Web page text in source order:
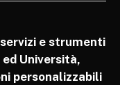
e strumenti
Università,
personalizzabili